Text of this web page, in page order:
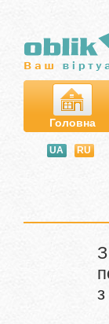
Головна
UA RU
З
з